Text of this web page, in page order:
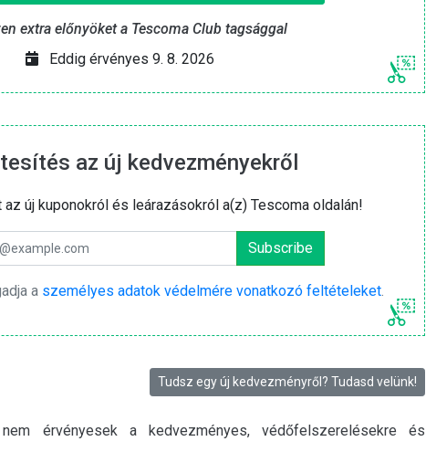
extra előnyöket a Tescoma Club tagsággal
Eddig érvényes 9. 8. 2026
az új kedvezményekről
új kuponokról és leárazásokról a(z) Tescoma oldalán!
a személyes adatok védelmére vonatkozó feltételeket.
Tudsz egy új kedvezményről? Tudasd velünk!
érvényesek a kedvezményes, védőfelszerelésekre és